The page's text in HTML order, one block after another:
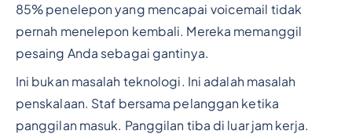
85% penelepon yang mencapai voicemail tidak
pernah menelepon kembali. Mereka memanggil
pesaing Anda sebagai gantinya.
Ini bukan masalah teknologi. Ini adalah masalah
penskalaan. Staf bersama pelanggan ketika
panggilan masuk. Panggilan tiba di luar jam kerja.